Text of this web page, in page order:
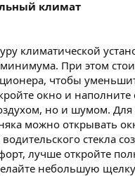
климат
климатической
При этом
чтобы
окно и наполните
но и шумом. Для
можно открывать
стекла
лучше откройте
небольшую